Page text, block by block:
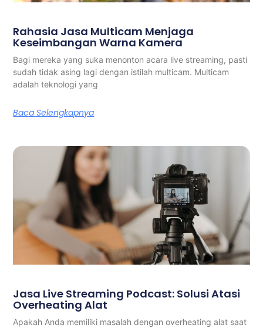
Rahasia Jasa Multicam Menjaga
Keseimbangan Warna Kamera
Bagi mereka yang suka menonton acara live streaming, pasti
sudah tidak asing lagi dengan istilah multicam. Multicam
adalah teknologi yang
Baca Selengkapnya
Jasa Live Streaming Podcast: Solusi Atasi
Overheating Alat
Apakah Anda memiliki masalah dengan overheating alat saat